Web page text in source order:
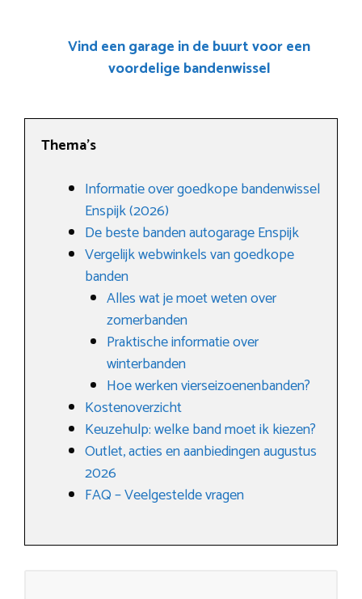
Vind een garage in de buurt voor een
voordelige bandenwissel
Thema’s
Informatie over goedkope bandenwissel
Enspijk (2026)
De beste banden autogarage Enspijk
Vergelijk webwinkels van goedkope
banden
Alles wat je moet weten over
zomerbanden
Praktische informatie over
winterbanden
Hoe werken vierseizoenenbanden?
Kostenoverzicht
Keuzehulp: welke band moet ik kiezen?
Outlet, acties en aanbiedingen augustus
2026
FAQ – Veelgestelde vragen